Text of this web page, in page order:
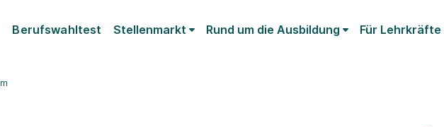
Berufswahltest Stellenmarkt Rund um die Ausbildung Für Lehrkräfte